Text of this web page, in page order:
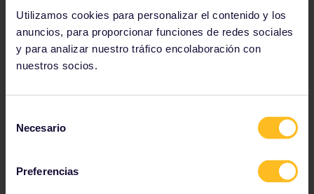
Utilizamos cookies para personalizar el contenido y los
anuncios, para proporcionar funciones de redes sociales
y para analizar nuestro tráfico encolaboración con
nuestros socios.
Necesario
Preferencias